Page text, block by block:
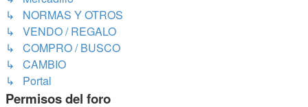
↳ NORMAS Y OTROS
↳ VENDO / REGALO
↳ COMPRO / BUSCO
↳ CAMBIO
↳ Portal
Permisos del foro